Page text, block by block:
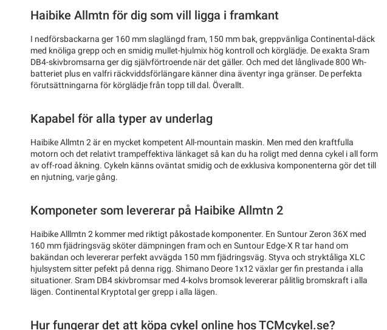
Haibike Allmtn för dig som vill ligga i framkant
I nedförsbackarna ger 160 mm slaglängd fram, 150 mm bak, greppvänliga Continental-däck
med knöliga grepp och en smidig mullet-hjulmix hög kontroll och körglädje. De exakta Sram
DB4-skivbromsarna ger dig självförtroende när det gäller. Och med det långlivade 800 Wh-
batteriet plus en valfri räckviddsförlängare känner dina äventyr inga gränser. De perfekta
förutsättningarna för körglädje från topp till dal. Överallt.
Kapabel för alla typer av underlag
Haibike Allmtn 2 är en mycket kompetent All-mountain maskin. Men med den kraftfulla
motorn och det relativt trampeffektiva länkaget så kan du ha roligt med denna cykel i all form
av off-road åkning. Cykeln känns oväntat smidig och de exklusiva komponenterna gör det till
en njutning, varje gång.
Komponeter som levererar på Haibike Allmtn 2
Haibike Alllmtn 2 kommer med riktigt påkostade komponenter. En Suntour Zeron 36X med
160 mm fjädringsväg sköter dämpningen fram och en Suntour Edge-X R tar hand om
bakändan och levererar perfekt avvägda 150 mm fjädringsväg. Styva och stryktåliga XLC
hjulsystem sitter pefekt på denna rigg. Shimano Deore 1x12 växlar ger fin prestanda i alla
situationer. Sram DB4 skivbromsar med 4-kolvs bromsok levererar pålitlig bromskraft i alla
lägen. Continental Kryptotal ger grepp i alla lägen.
Hur fungerar det att köpa cykel online hos TCMcykel.se?